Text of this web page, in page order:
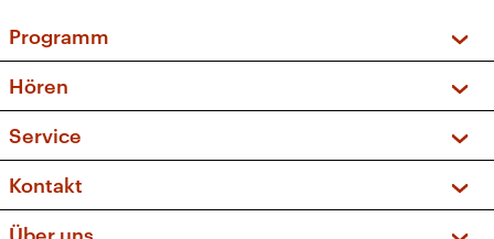
Programm
Sendungen und Podcasts
Musikliste
Kakadu – Das Kinderprogramm
Hören
Frequenzen (UKW + DAB+)
Service
FAQ
Apps
Kontakt